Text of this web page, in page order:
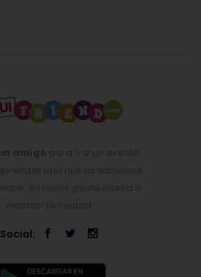
Social: